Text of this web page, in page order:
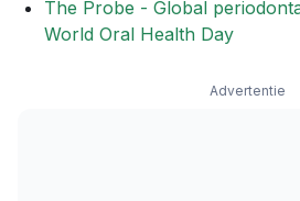
The Probe - Global
World Oral Health Day
Advertentie